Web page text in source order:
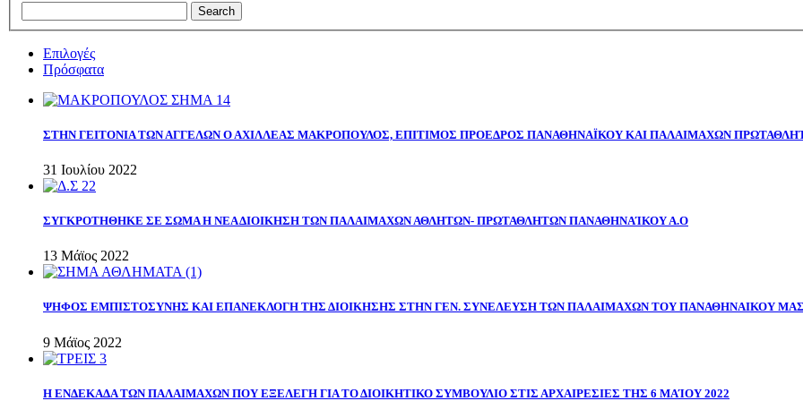
Επιλογές
Πρόσφατα
ΣΤΗΝ ΓΕΙΤΟΝΙΑ ΤΩΝ ΑΓΓΕΛΩΝ Ο ΑΧΙΛΛΕΑΣ ΜΑΚΡΟΠΟΥΛΟΣ, ΕΠΙΤΙΜΟΣ ΠΡΟΕΔΡΟΣ ΠΑΝΑΘΗΝΑΪΚΟΥ ΚΑΙ ΠΑΛΑΙΜΑΧΩΝ
31 Ιουλίου 2022
ΣΥΓΚΡΟΤΗΘΗΚΕ ΣΕ ΣΩΜΑ Η ΝΕΑ ΔΙΟΙΚΗΣΗ ΤΩΝ ΠΑΛΑΙΜΑΧΩΝ ΑΘΛΗΤΩΝ- ΠΡΩΤΑΘΛΗΤΩΝ ΠΑΝΑΘΗΝΑΊΚΟΥ Α.Ο
13 Μάϊος 2022
ΨΗΦΟΣ ΕΜΠΙΣΤΟΣΥΝΗΣ ΚΑΙ ΕΠΑΝΕΚΛΟΓΗ ΤΗΣ ΔΙΟΙΚΗΣΗΣ ΣΤΗΝ ΓΕΝ. ΣΥΝΕΛΕΥΣΗ ΤΩΝ ΠΑΛΑΙΜΑΧΩΝ ΤΟΥ ΠΑΝΑΘΗΝΑΙΚΟΥ ΜΑΣ
9 Μάϊος 2022
Η ΕΝΔΕΚΑΔΑ ΤΩΝ ΠΑΛΑΙΜΑΧΩΝ ΠΟΥ ΕΞΕΛΕΓΗ ΓΙΑ ΤΟ ΔΙΟΙΚΗΤΙΚΟ ΣΥΜΒΟΥΛΙΟ ΣΤΙΣ ΑΡΧΑΙΡΕΣΙΕΣ ΤΗΣ 6 ΜΑΊΟΥ 2022